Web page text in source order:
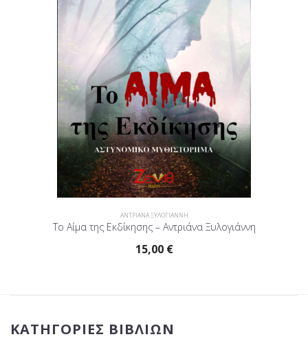
ΑΝΤΡΙΑΝΑ ΞΥΛΟΓΙΑΝΝΗ
Το Αίμα της Εκδίκησης – Αντριάνα Ξυλογιάννη
15,00 €
ΚΑΤΗΓΟΡΊΕΣ ΒΙΒΛΊΩΝ